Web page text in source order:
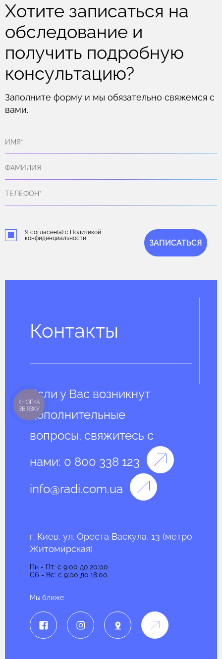
Хотите записаться на
обследование и
получить подробную
консультацию?
Заполните форму и мы обязательно свяжемся с
вами.
Я согласен(а) с Политикой
конфиденциальности.
ЗАПИСАТЬСЯ
Контакты
Если у Вас возникнут
дополнительные
вопросы, свяжитесь с
нами: 0 800 338 123
info@radi.com.ua
г. Киев, ул. Ореста Васкула, 13 (метро
Житомирская)
Пн - Пт: c 9:00 до 20:00
Сб - Вс: c 9:00 до 18:00
Мы ближе
КНОПКА
ЗВ'ЯЗКУ